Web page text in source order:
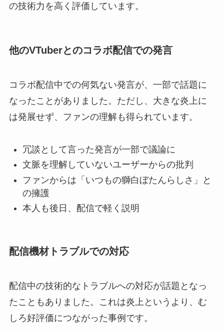
の技術力を高く評価しています。
他のVTuberとのコラボ配信での発言
コラボ配信中での何気ない発言が、一部で話題に
なったことがありました。ただし、大きな炎上に
は発展せず、ファンの理解も得られています。
冗談として言った発言が一部で議論に
文脈を理解していないユーザーからの批判
ファンからは「いつもの獅白ぼたんらしさ」と
の擁護
本人も後日、配信で軽く説明
配信機材トラブルでの対応
配信中の技術的なトラブルへの対応が話題となっ
たこともありました。これは炎上というより、む
しろ好評価につながった事例です。